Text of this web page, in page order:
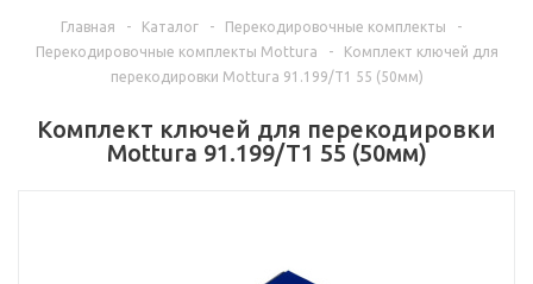
Главная - Каталог - Перекодировочные комплекты
-
Перекодировочные комплекты Mottura
-
Комплект ключей для
перекодировки Mottura 91.199/T1 55 (50мм)
Комплект ключей для перекодировки
Mottura 91.199/T1 55 (50мм)